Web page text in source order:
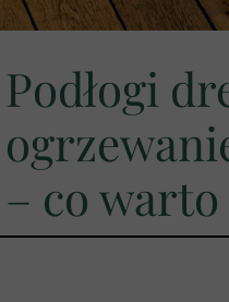
Podłogi
– co